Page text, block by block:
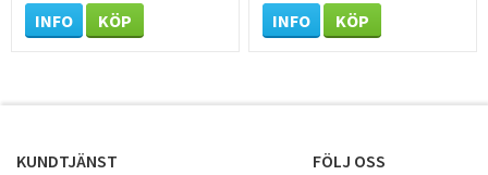
INFO KÖP INFO KÖP
KUNDTJÄNST FÖLJ OSS